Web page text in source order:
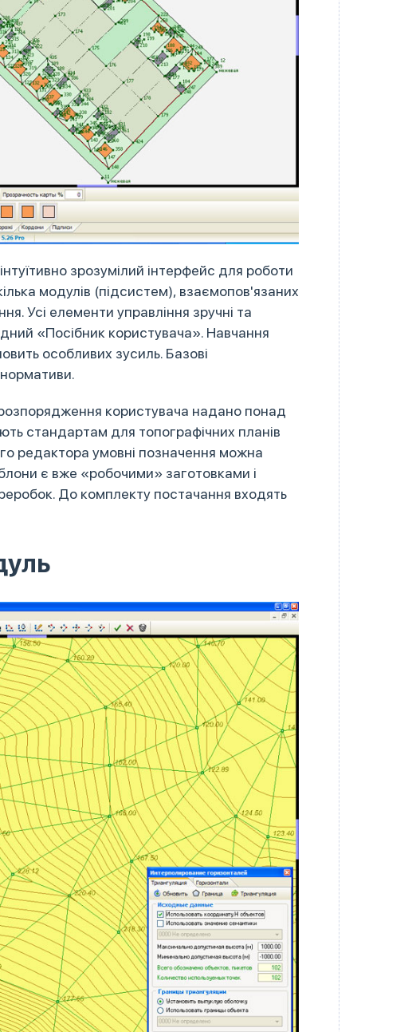
зрозумілий інтерфейс для роботи
модулів (підсистем), взаємопов'язаних
Усі елементи управління зручні та
«Посібник користувача». Навчання
особливих зусиль. Базові
користувача надано понад
стандартам для топографічних планів
редактора умовні позначення можна
є вже «робочими» заготовками і
До комплекту постачання входять